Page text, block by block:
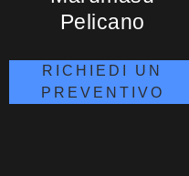
Pelicano
RICHIEDI UN
PREVENTIVO